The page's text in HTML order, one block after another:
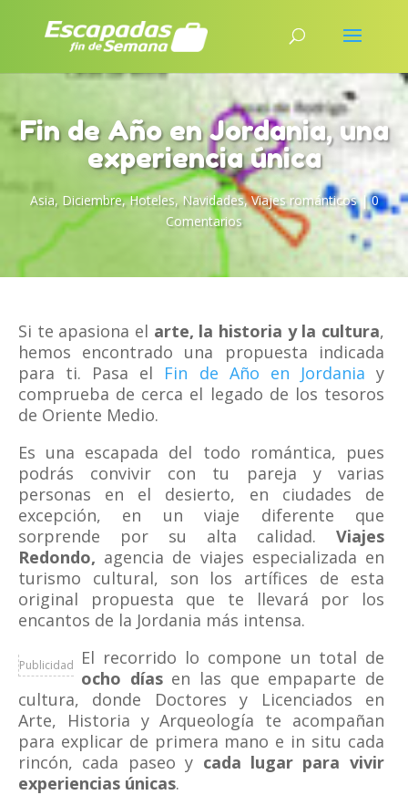
Fin de Año en Jordania, una
experiencia única
Asia, Diciembre,Hoteles, Navidades,Viajes románticos|0
Comentarios
Si te apasiona el arte, la historia y la cultura,
hemos encontrado una propuesta indicada
para ti. Pasa el Fin de Año en Jordania y
comprueba de cerca el legado de los tesoros
de Oriente Medio.
Es una escapada del todo romántica, pues
podrás convivir con tu pareja y varias
personas en el desierto, en ciudades de
excepción, en un viaje diferente que
sorprende por su alta calidad. Viajes
Redondo, agencia de viajes especializada en
turismo cultural, son los artífices de esta
original propuesta que te llevará por los
encantos de la Jordania más intensa.
Publicidad
El recorrido lo compone un total de
ocho días en las que empaparte de
cultura, donde Doctores y Licenciados en
Arte, Historia y Arqueología te acompañan
para explicar de primera mano e in situ cada
rincón, cada paseo y cada lugar para vivir
experiencias únicas.